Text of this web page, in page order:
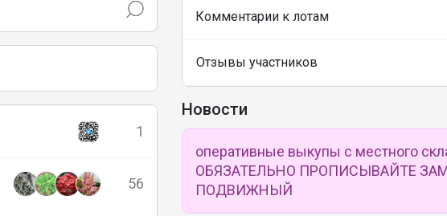
1
56
Комментарии к лотам
Отзывы участников
Новости
оперативные выкупы с местного
ОБЯЗАТЕЛЬНО ПРОПИСЫВАЙТЕ
ПОДВИЖНЫЙ